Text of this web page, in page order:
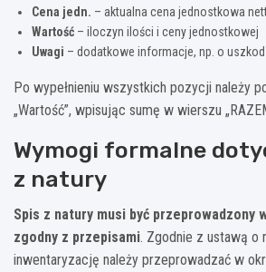
Cena jedn. – aktualna cena jednostkowa
Wartość – iloczyn ilości i ceny jednostkowej
Uwagi – dodatkowe informacje, np. o
Po wypełnieniu wszystkich pozycji należy
„Wartość”, wpisując sumę w wierszu
Wymogi formalne
z natury
Spis z natury musi być przeprowadzony
zgodny z przepisami. Zgodnie z ustawą o
inwentaryzację należy przeprowadzać w